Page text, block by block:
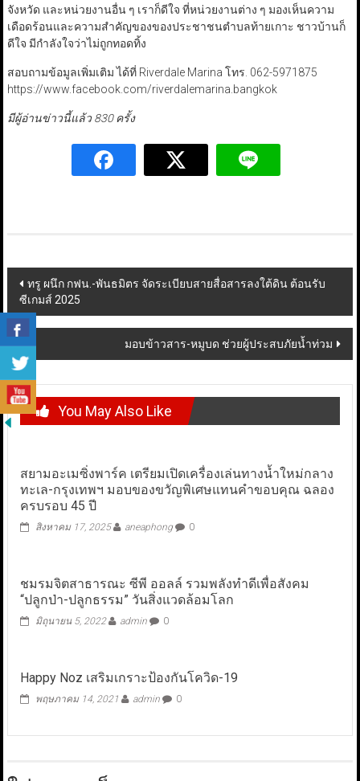
จังหวัด และหน่วยงานอื่น ๆ เราก็ดีใจ ที่หน่วยงานต่าง ๆ มองเห็นความ
เดือดร้อนและความสำคัญของของประชาชนตำบลท้ายเกาะ ชาวบ้านก็
ดีใจ มีกำลังใจว่าไม่ถูกทอดทิ้ง
สอบถามข้อมูลเพิ่มเติม ได้ที่ Riverdale Marina โทร. 062-5971875
https://www.facebook.com/riverdalemarina.bangkok
มีผู้อ่านข่าวนี้แล้ว 830 ครั้ง
Post
navigation
ทรู ผนึก กฟน.-พันธมิตร จัดระเบียบสายสื่อสารลงใต้ดิน ต้อนรับ
ซีเกมส์ 2025
มอบข้าวสาร-หมูบด ช่วยผู้ประสบภัยน้ำท่วม
You May Also Like
สยามอะเมซิ่งพาร์ค เตรียมเปิดเครื่องเล่นทางน้ำใหม่กลาง
ทะเล-กรุงเทพฯ มอบของขวัญพิเศษแทนคำขอบคุณ ฉลอง
ครบรอบ 45 ปี
สิงหาคม 17, 2025 aneaphong 0
ชมรมจิตสาธารณะ ซีพี ออลล์ รวมพลังทำดีเพื่อสังคม
“ปลูกป่า-ปลูกธรรม” วันสิ่งแวดล้อมโลก
มิถุนายน 5, 2022 admin 0
Happy Noz เสริมเกราะป้องกันโควิด-19
พฤษภาคม 14, 2021 admin 0